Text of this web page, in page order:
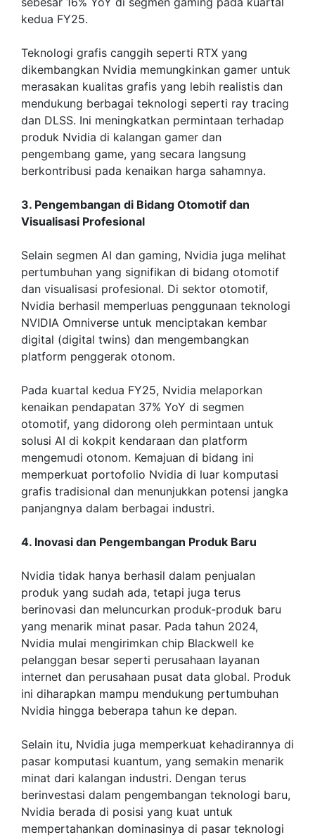
kedua FY25.
Teknologi grafis canggih seperti RTX yang
dikembangkan Nvidia memungkinkan gamer untuk
merasakan kualitas grafis yang lebih realistis dan
mendukung berbagai teknologi seperti ray tracing
dan DLSS. Ini meningkatkan permintaan terhadap
produk Nvidia di kalangan gamer dan
pengembang game, yang secara langsung
berkontribusi pada kenaikan harga sahamnya.
3. Pengembangan di Bidang Otomotif dan
Visualisasi Profesional
Selain segmen AI dan gaming, Nvidia juga melihat
pertumbuhan yang signifikan di bidang otomotif
dan visualisasi profesional. Di sektor otomotif,
Nvidia berhasil memperluas penggunaan teknologi
NVIDIA Omniverse untuk menciptakan kembar
digital (digital twins) dan mengembangkan
platform penggerak otonom.
Pada kuartal kedua FY25, Nvidia melaporkan
kenaikan pendapatan 37% YoY di segmen
otomotif, yang didorong oleh permintaan untuk
solusi AI di kokpit kendaraan dan platform
mengemudi otonom. Kemajuan di bidang ini
memperkuat portofolio Nvidia di luar komputasi
grafis tradisional dan menunjukkan potensi jangka
panjangnya dalam berbagai industri.
4. Inovasi dan Pengembangan Produk Baru
Nvidia tidak hanya berhasil dalam penjualan
produk yang sudah ada, tetapi juga terus
berinovasi dan meluncurkan produk-produk baru
yang menarik minat pasar. Pada tahun 2024,
Nvidia mulai mengirimkan chip Blackwell ke
pelanggan besar seperti perusahaan layanan
internet dan perusahaan pusat data global. Produk
ini diharapkan mampu mendukung pertumbuhan
Nvidia hingga beberapa tahun ke depan.
Selain itu, Nvidia juga memperkuat kehadirannya di
pasar komputasi kuantum, yang semakin menarik
minat dari kalangan industri. Dengan terus
berinvestasi dalam pengembangan teknologi baru,
Nvidia berada di posisi yang kuat untuk
mempertahankan dominasinya di pasar teknologi